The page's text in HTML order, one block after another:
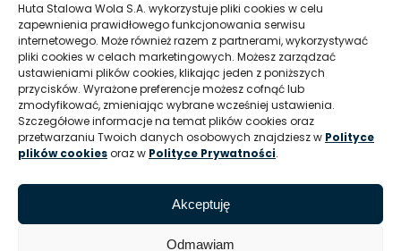
Huta Stalowa Wola S.A. wykorzystuje pliki cookies w celu
zapewnienia prawidłowego funkcjonowania serwisu
internetowego. Może również razem z partnerami, wykorzystywać
pliki cookies w celach marketingowych. Możesz zarządzać
ustawieniami plików cookies, klikając jeden z poniższych
przycisków. Wyrażone preferencje możesz cofnąć lub
zmodyfikować, zmieniając wybrane wcześniej ustawienia.
Szczegółowe informacje na temat plików cookies oraz
przetwarzaniu Twoich danych osobowych znajdziesz w Polityce
plików cookiesoraz w Polityce Prywatności.
Akceptuję
Odmawiam
38-500 Sanok
REGON Oddziału 830005443-00214
Kontakt dla mediów
T:+48 (15) 813 51 38
E:marketing @ hsw pl
Zasady korzystania z serwisu / Nota prawna